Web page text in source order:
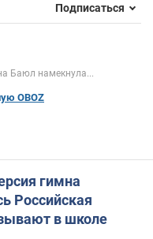
Подписаться
Баюл намекнула...
OBOZ
гимна
Российская
в школе